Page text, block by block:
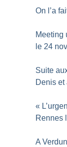
On l’a
Meeting
le 24
Suite
Denis et
«
Rennes
A